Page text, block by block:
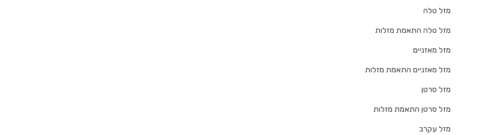
מזל טלה
מזל טלה התאמת מזלות
מזל מאזניים
מזל מאזניים התאמת מזלות
מזל סרטן
מזל סרטן התאמת מזלות
מזל עקרב